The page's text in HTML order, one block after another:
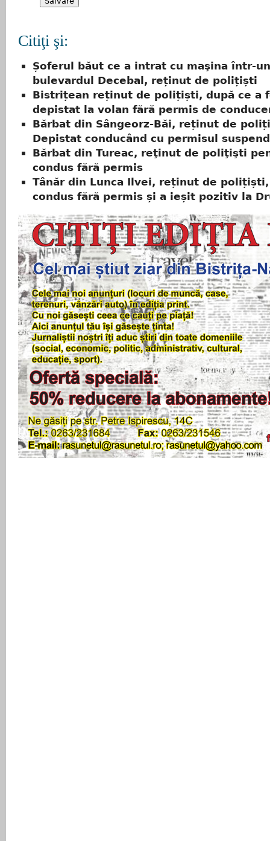
Citiţi şi:
Șoferul băut ce a intrat cu maşina într-
bulevardul Decebal, reținut de polițiști
Bistrițean reținut de polițiști, după ce a
depistat la volan fără permis de
Bărbat din Sângeorz-Băi, reținut de
Depistat conducând cu permisul
Bărbat din Tureac, reţinut de poliţişti
condus fără permis
Tânăr din Lunca Ilvei, reținut de polițiști,
condus fără permis și a ieșit pozitiv la